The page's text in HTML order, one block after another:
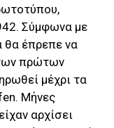
Σύμφωνα με
θα έπρεπε να
πρώτων
μέχρι τα
Μήνες
αρχίσει